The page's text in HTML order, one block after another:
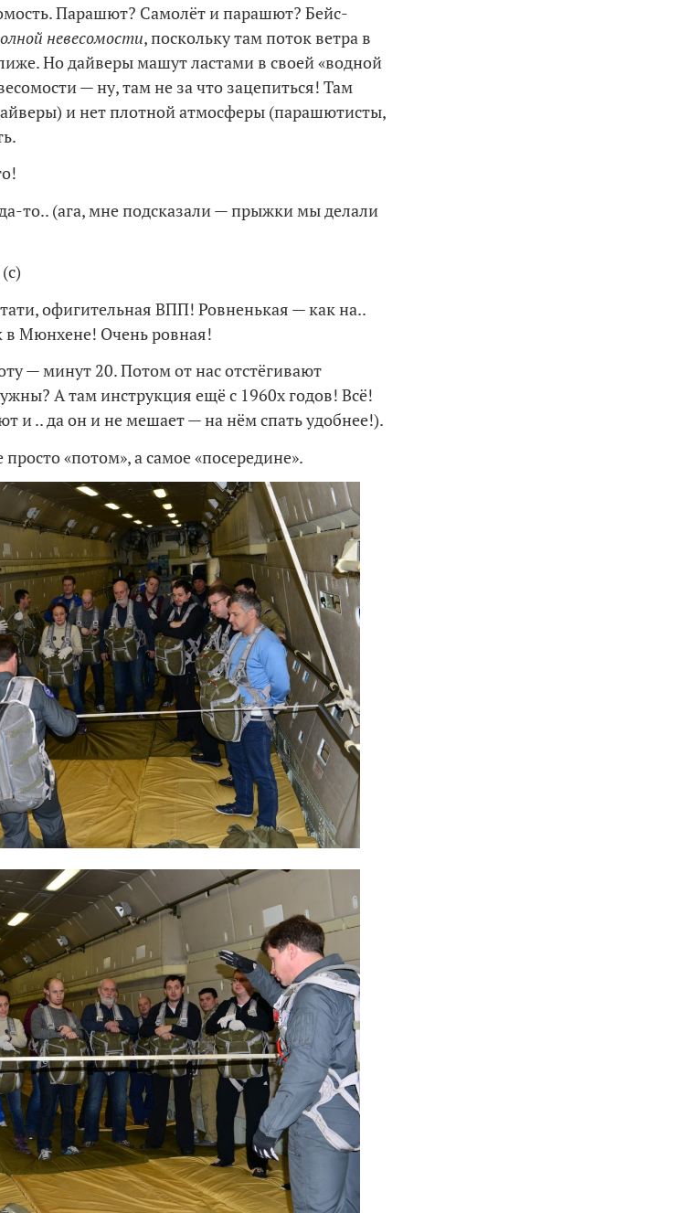
Парашют? Самолёт и парашют? Бейс-
невесомости, поскольку там поток ветра в
Но дайверы машут ластами в своей «водной
— ну, там не за что зацепиться! Там
и нет плотной атмосферы (парашютисты,
то.. (ага, мне подсказали — прыжки мы делали
офигительная ВПП! Ровненькая — как на..
в Мюнхене! Очень ровная!
— минут 20. Потом от нас отстёгивают
А там инструкция ещё с 1960х годов! Всё!
и .. да он и не мешает — на нём спать удобнее!).
«потом», а самое «посередине».